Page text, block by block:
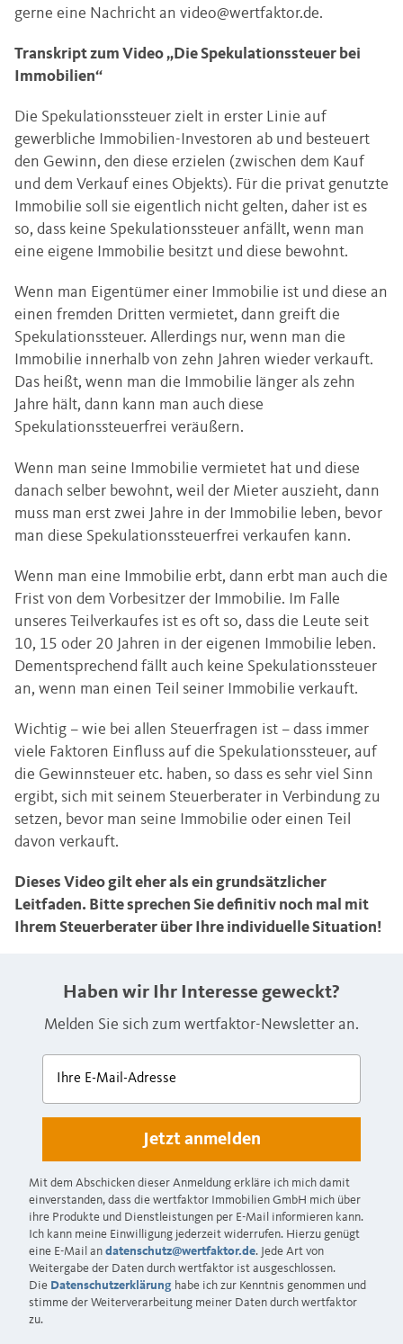
gerne eine Nachricht an video@wertfaktor.de.
Transkript zum Video „Die Spekulationssteuer bei
Immobilien“
Die Spekulationssteuer zielt in erster Linie auf
gewerbliche Immobilien-Investoren ab und besteuert
den Gewinn, den diese erzielen (zwischen dem Kauf
und dem Verkauf eines Objekts). Für die privat genutzte
Immobilie soll sie eigentlich nicht gelten, daher ist es
so, dass keine Spekulationssteuer anfällt, wenn man
eine eigene Immobilie besitzt und diese bewohnt.
Wenn man Eigentümer einer Immobilie ist und diese an
einen fremden Dritten vermietet, dann greift die
Spekulationssteuer. Allerdings nur, wenn man die
Immobilie innerhalb von zehn Jahren wieder verkauft.
Das heißt, wenn man die Immobilie länger als zehn
Jahre hält, dann kann man auch diese
Spekulationssteuerfrei veräußern.
Wenn man seine Immobilie vermietet hat und diese
danach selber bewohnt, weil der Mieter auszieht, dann
muss man erst zwei Jahre in der Immobilie leben, bevor
man diese Spekulationssteuerfrei verkaufen kann.
Wenn man eine Immobilie erbt, dann erbt man auch die
Frist von dem Vorbesitzer der Immobilie. Im Falle
unseres Teilverkaufes ist es oft so, dass die Leute seit
10, 15 oder 20 Jahren in der eigenen Immobilie leben.
Dementsprechend fällt auch keine Spekulationssteuer
an, wenn man einen Teil seiner Immobilie verkauft.
Wichtig – wie bei allen Steuerfragen ist – dass immer
viele Faktoren Einfluss auf die Spekulationssteuer, auf
die Gewinnsteuer etc. haben, so dass es sehr viel Sinn
ergibt, sich mit seinem Steuerberater in Verbindung zu
setzen, bevor man seine Immobilie oder einen Teil
davon verkauft.
Dieses Video gilt eher als ein grundsätzlicher
Leitfaden. Bitte sprechen Sie definitiv noch mal mit
Ihrem Steuerberater über Ihre individuelle Situation!
Haben wir Ihr Interesse geweckt?
Melden Sie sich zum wertfaktor-Newsletter an.
Ihre E-Mail-Adresse
Mit dem Abschicken dieser Anmeldung erkläre ich mich damit
einverstanden, dass die wertfaktor Immobilien GmbH mich über
ihre Produkte und Dienstleistungen per E-Mail informieren kann.
Ich kann meine Einwilligung jederzeit widerrufen. Hierzu genügt
eine E-Mail an datenschutz@wertfaktor.de. Jede Art von
Weitergabe der Daten durch wertfaktor ist ausgeschlossen.
Die Datenschutzerklärung habe ich zur Kenntnis genommen und
stimme der Weiterverarbeitung meiner Daten durch wertfaktor
zu.